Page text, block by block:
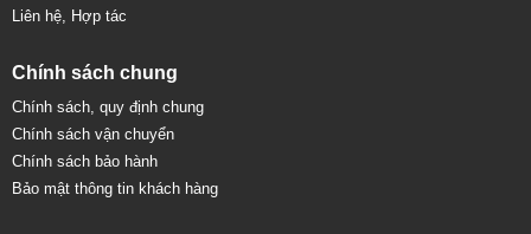
Liên hệ, Hợp tác
Chính sách chung
Chính sách, quy định chung
Chính sách vận chuyển
Chính sách bảo hành
Bảo mật thông tin khách hàng